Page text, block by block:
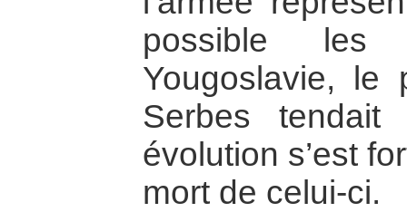
possible les
Yougoslavie, le
Serbes
évolution s’est
mort de celui-ci.